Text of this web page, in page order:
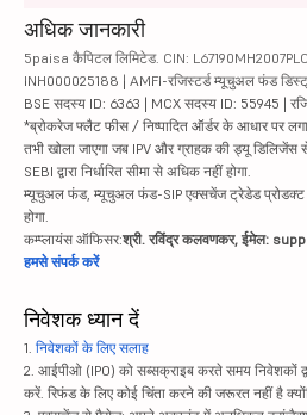
अधिक जानकारी
5paisa कैपिटल लिमिटेड. CIN:
INH000025188 | AMFI-रजिस्टर्ड म्यूचुअल फंड
BSE सदस्य ID: 6363 | MCX सदस्य ID: 55945 |
*ब्रोकरेज फ्लैट फीस / निष्पादित ऑर्डर के आधार पर
तभी खोला जाएगा जब IPV और ग्राहक की ड्यू
SEBI द्वारा निर्धारित सीमा से अधिक नहीं होगा.
म्यूचुअल फंड, म्यूचुअल फंड-SIP एक्सचेंज ट्रेडेड प्रोडक्ट
होगा.
कम्प्लायंस ऑफिसर:श्री. रविंद्र कलवणकर, ईमेल:
हमसे संपर्क करें
निवेशक ध्यान दें
1. निवेशकों के लिए सलाह
2. आईपीओ (IPO) को सब्सक्राइब करते समय निवेशकों
करें. रिफंड के लिए कोई चिंता करने की जरूरत नहीं है